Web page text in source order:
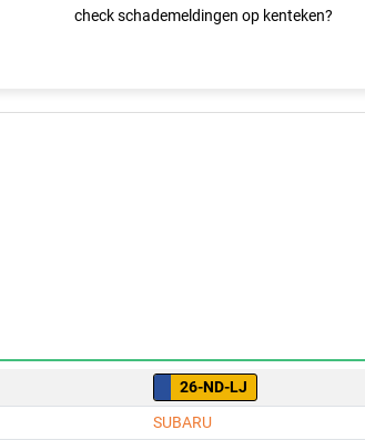
check schademeldingen op kenteken?
26-ND-LJ
SUBARU